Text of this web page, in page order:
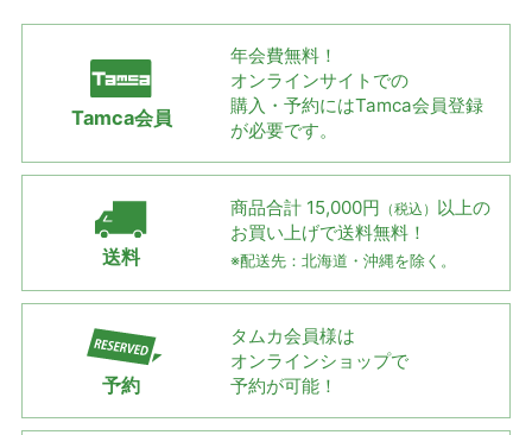
Tamca会員
年会費無料！
オンラインサイトでの
購入・予約にはTamca会員登録
が必要です。
送料
商品合計 15,000円 （税込） 以上の
お買い上げで送料無料！
※配送先：北海道・沖縄を除く。
予約
タムカ会員様は
オンラインショップで
予約が可能！